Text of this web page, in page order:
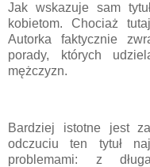
Jak wskazuje sam
kobietom. Chociaż
Autorka faktycznie
porady, których
mężczyzn.
Bardziej istotne jest
odczuciu ten tytuł
problemami: z